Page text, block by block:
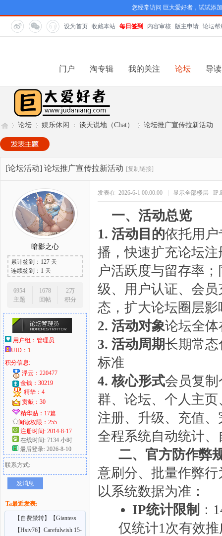
您经常访问 巨大爱好者，试试添
设为首页 收藏本站 每日签到 内容审核 版主申请 论坛帮
门户 淘专辑 我的关注 论坛 导读
巨
爱
好
»
论坛
›
娱乐休闲
›
谈天说地（Chat）
›
论坛推广宣传拉新活动
[论坛活动] 论坛推广宣传拉新活动 [复制链接]
暗影之心
累计签到：127 天
连续签到：1 天
6954
主题
1678
回帖
2万
积分
用户组： 管理员
UID： 1
积分信息:
浮云：220477
金钱：30219
精华：4
贡献：30
精华贴：17篇
阅读权限：255
注册时间: 2014-8-17
在线时间: 7134 小时
最后登录: 2026-8-10
联系方式:
发消息
Ta最近发表:
【自费禁转】【Giantess
Shrinking Feet】A
【Hsiv76】Carefulwish 15-
发表在 2026-6-1 00:00:00 显示全部楼层
一、活动总览
1. 活动目的依托用
播，快速扩充论坛
户活跃度与留存率
级、用户认证、会
态，扩大论坛圈层影
2. 活动对象论坛全
3. 活动周期长期常
标准
4. 核心形式会员复
群、论坛、个人主
注册、升级、充值
全程系统自动统计
二、官方防作弊
意刷分、批量作弊
以系统数据为准：
IP统计限制 ：
仅统计1次有效